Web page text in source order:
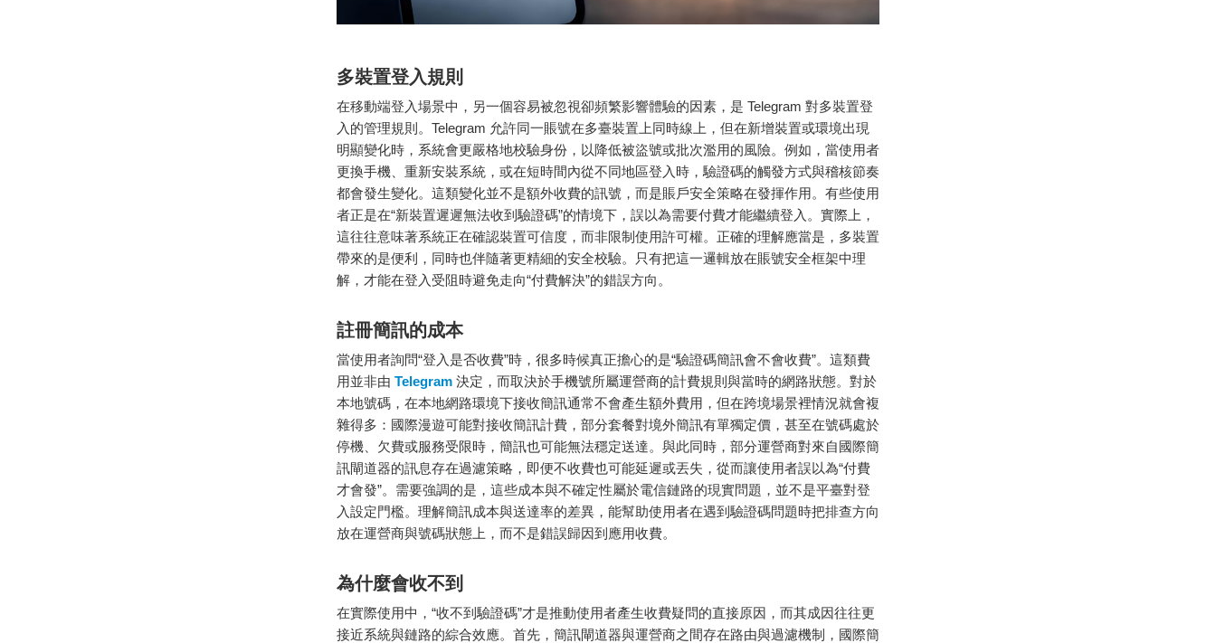
多裝置登入規則
在移動端登入場景中，另一個容易被忽視卻頻繁影響體驗的因素，是 Telegram 對多裝置登
入的管理規則。Telegram 允許同一賬號在多臺裝置上同時線上，但在新增裝置或環境出現
明顯變化時，系統會更嚴格地校驗身份，以降低被盜號或批次濫用的風險。例如，當使用者
更換手機、重新安裝系統，或在短時間內從不同地區登入時，驗證碼的觸發方式與稽核節奏
都會發生變化。這類變化並不是額外收費的訊號，而是賬戶安全策略在發揮作用。有些使用
者正是在“新裝置遲遲無法收到驗證碼”的情境下，誤以為需要付費才能繼續登入。實際上，
這往往意味著系統正在確認裝置可信度，而非限制使用許可權。正確的理解應當是，多裝置
帶來的是便利，同時也伴隨著更精細的安全校驗。只有把這一邏輯放在賬號安全框架中理
解，才能在登入受阻時避免走向“付費解決”的錯誤方向。
註冊簡訊的成本
當使用者詢問“登入是否收費”時，很多時候真正擔心的是“驗證碼簡訊會不會收費”。這類費
用並非由 Telegram 決定，而取決於手機號所屬運營商的計費規則與當時的網路狀態。對於
本地號碼，在本地網路環境下接收簡訊通常不會產生額外費用，但在跨境場景裡情況就會複
雜得多：國際漫遊可能對接收簡訊計費，部分套餐對境外簡訊有單獨定價，甚至在號碼處於
停機、欠費或服務受限時，簡訊也可能無法穩定送達。與此同時，部分運營商對來自國際簡
訊閘道器的訊息存在過濾策略，即便不收費也可能延遲或丟失，從而讓使用者誤以為“付費
才會發”。需要強調的是，這些成本與不確定性屬於電信鏈路的現實問題，並不是平臺對登
入設定門檻。理解簡訊成本與送達率的差異，能幫助使用者在遇到驗證碼問題時把排查方向
放在運營商與號碼狀態上，而不是錯誤歸因到應用收費。
為什麼會收不到
在實際使用中，“收不到驗證碼”才是推動使用者產生收費疑問的直接原因，而其成因往往更
接近系統與鏈路的綜合效應。首先，簡訊閘道器與運營商之間存在路由與過濾機制，國際簡